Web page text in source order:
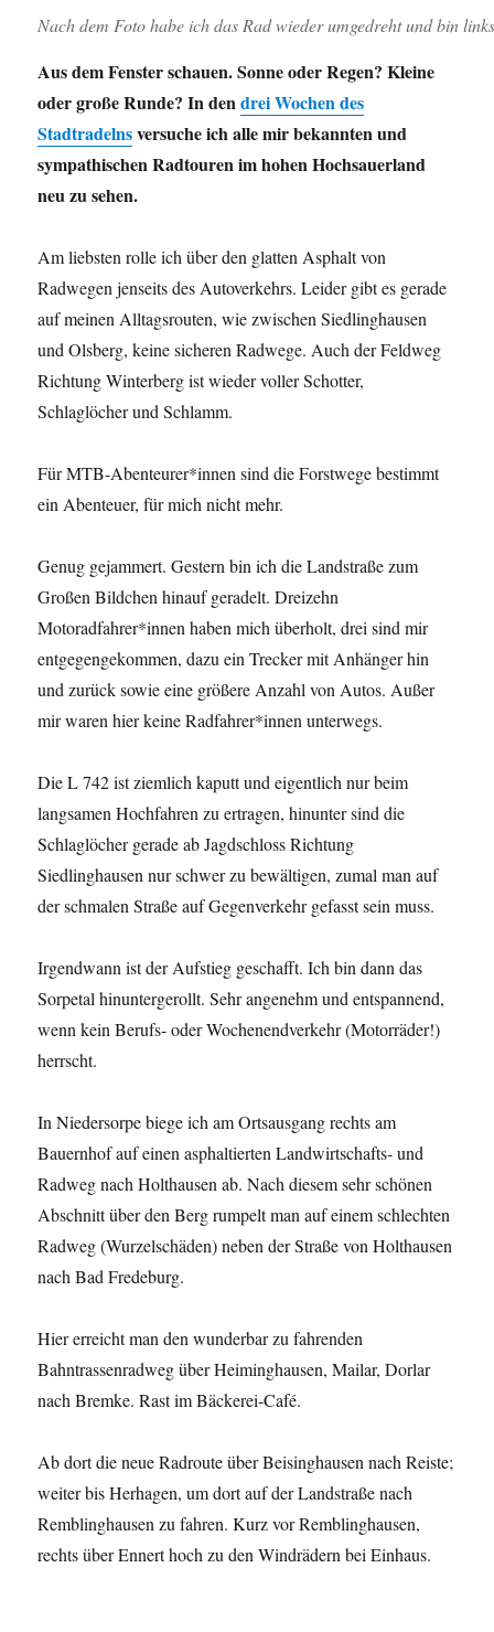
Nach dem Foto habe ich das Rad wieder umgedreht und bin
Aus dem Fenster schauen. Sonne oder Regen? Kleine
oder große Runde? In dendrei Wochen des
Stadtradelnsversuche ich alle mir bekannten und
sympathischen Radtouren im hohen Hochsauerland
neu zu sehen.
Am liebsten rolle ich über den glatten Asphalt von
Radwegen jenseits des Autoverkehrs. Leider gibt es gerade
auf meinen Alltagsrouten, wie zwischen Siedlinghausen
und Olsberg, keine sicheren Radwege. Auch der Feldweg
Richtung Winterberg ist wieder voller Schotter,
Schlaglöcher und Schlamm.
Für MTB-Abenteurer*innen sind die Forstwege bestimmt
ein Abenteuer, für mich nicht mehr.
Genug gejammert. Gestern bin ich die Landstraße zum
Großen Bildchen hinauf geradelt. Dreizehn
Motoradfahrer*innen haben mich überholt, drei sind mir
entgegengekommen, dazu ein Trecker mit Anhänger hin
und zurück sowie eine größere Anzahl von Autos. Außer
mir waren hier keine Radfahrer*innen unterwegs.
Die L 742 ist ziemlich kaputt und eigentlich nur beim
langsamen Hochfahren zu ertragen, hinunter sind die
Schlaglöcher gerade ab Jagdschloss Richtung
Siedlinghausen nur schwer zu bewältigen, zumal man auf
der schmalen Straße auf Gegenverkehr gefasst sein muss.
Irgendwann ist der Aufstieg geschafft. Ich bin dann das
Sorpetal hinuntergerollt. Sehr angenehm und entspannend,
wenn kein Berufs- oder Wochenendverkehr (Motorräder!)
herrscht.
In Niedersorpe biege ich am Ortsausgang rechts am
Bauernhof auf einen asphaltierten Landwirtschafts- und
Radweg nach Holthausen ab. Nach diesem sehr schönen
Abschnitt über den Berg rumpelt man auf einem schlechten
Radweg (Wurzelschäden) neben der Straße von Holthausen
nach Bad Fredeburg.
Hier erreicht man den wunderbar zu fahrenden
Bahntrassenradweg über Heiminghausen, Mailar, Dorlar
nach Bremke. Rast im Bäckerei-Café.
Ab dort die neue Radroute über Beisinghausen nach Reiste;
weiter bis Herhagen, um dort auf der Landstraße nach
Remblinghausen zu fahren. Kurz vor Remblinghausen,
rechts über Ennert hoch zu den Windrädern bei Einhaus.